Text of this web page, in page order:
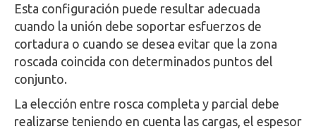
Esta configuración puede resultar adecuada
cuando la unión debe soportar esfuerzos de
cortadura o cuando se desea evitar que la zona
roscada coincida con determinados puntos del
conjunto.
La elección entre rosca completa y parcial debe
realizarse teniendo en cuenta las cargas, el espesor